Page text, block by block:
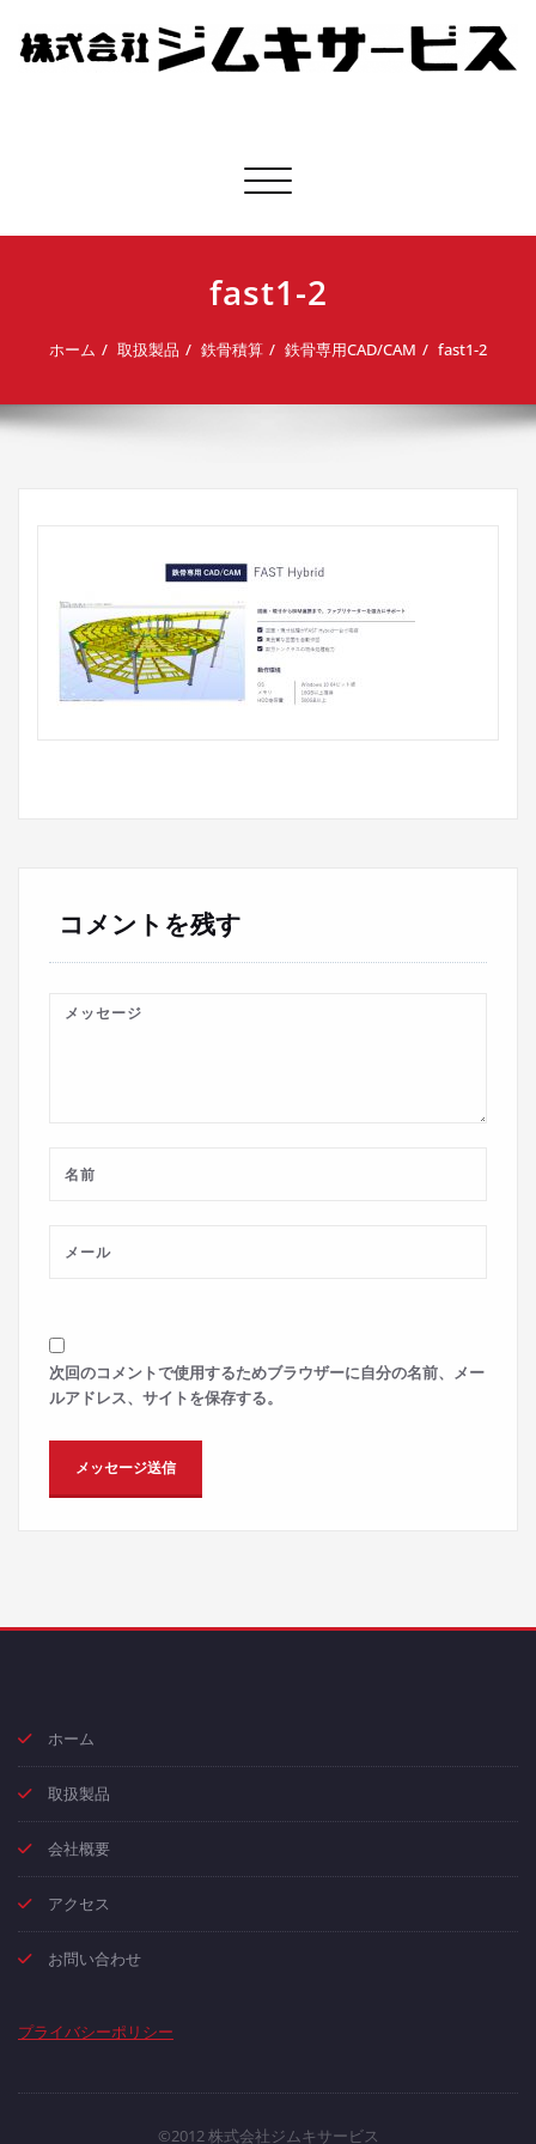
ナビゲーション切り替え
fast1-2
ホーム 取扱製品 鉄骨積算 鉄骨専用CAD/CAM fast1-2
コメントを残す
次回のコメントで使用するためブラウザーに自分の名前、メー
ルアドレス、サイトを保存する。
ホーム
取扱製品
会社概要
アクセス
お問い合わせ
プライバシーポリシー
©2012 株式会社ジムキサービス